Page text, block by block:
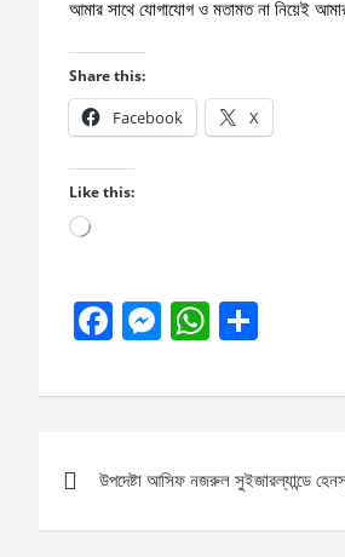
আমার সাথে যোগাযোগ ও মতামত না নিয়েই
Share this:
Facebook X
Like this:
Loading…
F
ce
o
M
se
g
W
at
A
ar
navigation
উপদেষ্টা আসিফ নজরুল সুইজারল্যান্ডে